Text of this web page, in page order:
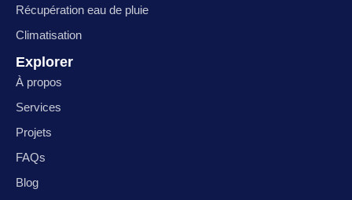
Récupération eau de pluie
Climatisation
Explorer
À propos
Services
Projets
FAQs
Blog